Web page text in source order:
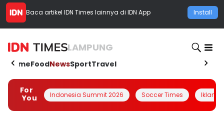
Baca artikel IDN Times lainnya di IDN App Install
LAMPUNG
HomeFoodNewsSportTravel
For
You
Indonesia Summit 2026 Soccer Times Iklanin